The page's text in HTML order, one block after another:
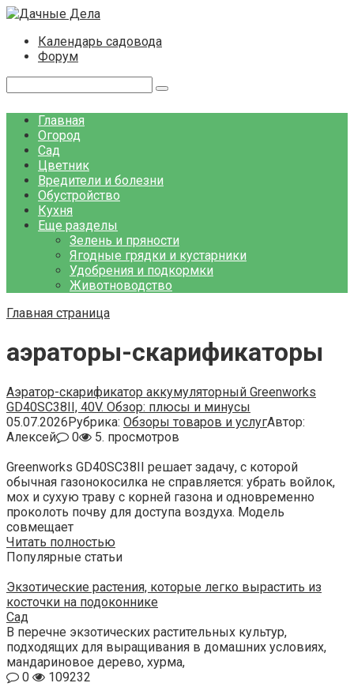
Перейти
контентуКалендарь садовода
Форум
Главная
Огород
Сад
Цветник
Вредители и болезни
Обустройство
Кухня
Еще разделы
Зелень и пряности
Ягодные грядки и кустарники
Удобрения и подкормки
Животноводство
Главная страница
аэраторы-скарификаторы
Аэратор-скарификатор аккумуляторный Greenworks
GD40SC38II, 40V. Обзор: плюсы и минусы
05.07.2026Рубрика: Обзоры товаров и услугАвтор:
Алексей
0
5. просмотров
Greenworks GD40SC38II решает задачу, с которой
обычная газонокосилка не справляется: убрать войлок,
мох и сухую траву с корней газона и одновременно
проколоть почву для доступа воздуха. Модель
совмещает
Читать полностью
Популярные статьи
Экзотические растения, которые легко вырастить из
косточки на подоконнике
Сад
В перечне экзотических растительных культур,
подходящих для выращивания в домашних условиях,
мандариновое дерево, хурма,
0
109232